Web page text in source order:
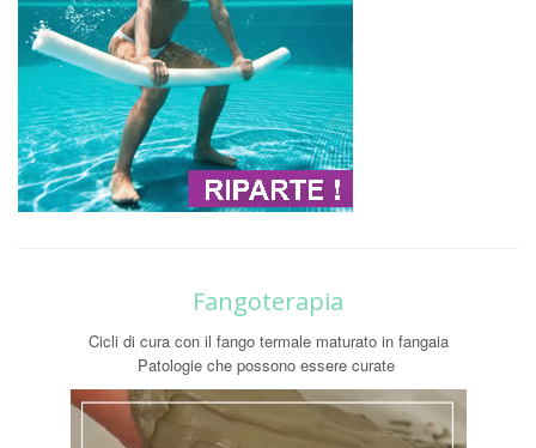
Fangoterapia
Cicli di cura con il fango termale maturato in fangaia
Patologie che possono essere curate